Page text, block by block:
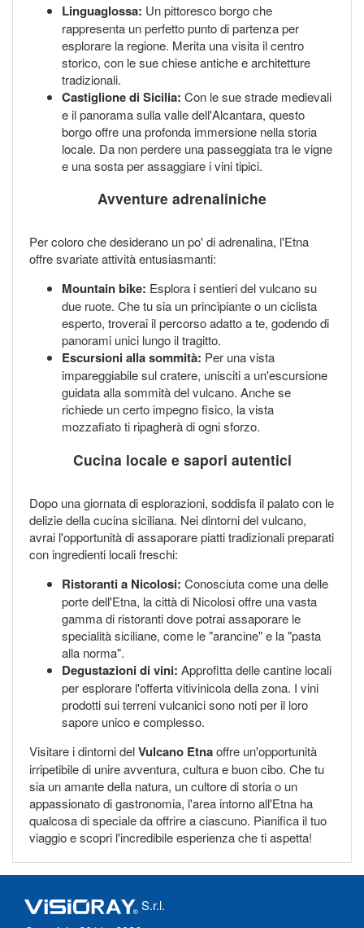
Linguaglossa: Un pittoresco borgo che
rappresenta un perfetto punto di partenza per
esplorare la regione. Merita una visita il centro
storico, con le sue chiese antiche e architetture
tradizionali.
Castiglione di Sicilia: Con le sue strade medievali
e il panorama sulla valle dell'Alcantara, questo
borgo offre una profonda immersione nella storia
locale. Da non perdere una passeggiata tra le vigne
e una sosta per assaggiare i vini tipici.
Avventure adrenaliniche
Per coloro che desiderano un po' di adrenalina, l'Etna
offre svariate attività entusiasmanti:
Mountain bike: Esplora i sentieri del vulcano su
due ruote. Che tu sia un principiante o un ciclista
esperto, troverai il percorso adatto a te, godendo di
panorami unici lungo il tragitto.
Escursioni alla sommità: Per una vista
impareggiabile sul cratere, unisciti a un'escursione
guidata alla sommità del vulcano. Anche se
richiede un certo impegno fisico, la vista
mozzafiato ti ripagherà di ogni sforzo.
Cucina locale e sapori autentici
Dopo una giornata di esplorazioni, soddisfa il palato con le
delizie della cucina siciliana. Nei dintorni del vulcano,
avrai l'opportunità di assaporare piatti tradizionali preparati
con ingredienti locali freschi:
Ristoranti a Nicolosi: Conosciuta come una delle
porte dell'Etna, la città di Nicolosi offre una vasta
gamma di ristoranti dove potrai assaporare le
specialità siciliane, come le "arancine" e la "pasta
alla norma".
Degustazioni di vini: Approfitta delle cantine locali
per esplorare l'offerta vitivinicola della zona. I vini
prodotti sui terreni vulcanici sono noti per il loro
sapore unico e complesso.
Visitare i dintorni delVulcano Etnaoffre un'opportunità
irripetibile di unire avventura, cultura e buon cibo. Che tu
sia un amante della natura, un cultore di storia o un
appassionato di gastronomia, l'area intorno all'Etna ha
qualcosa di speciale da offrire a ciascuno. Pianifica il tuo
viaggio e scopri l'incredibile esperienza che ti aspetta!
S.r.l.